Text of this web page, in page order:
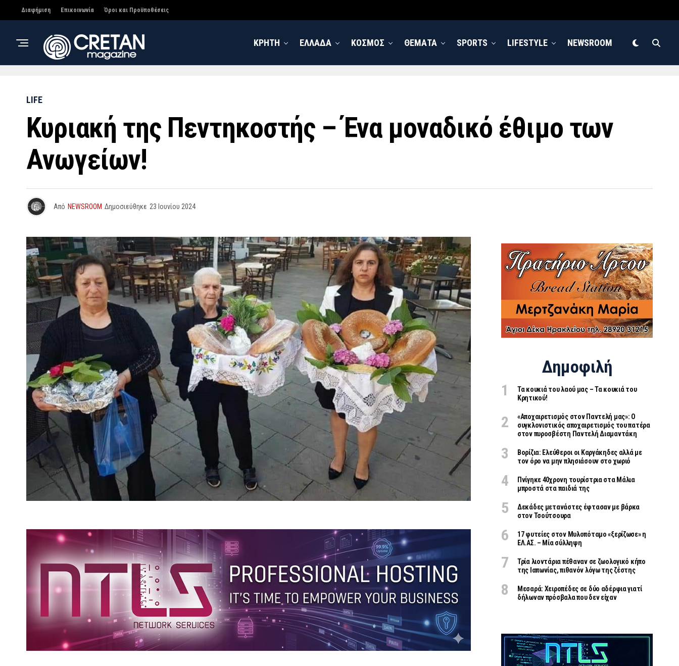
Διαφήμιση Επικοινωνία Όροι και Προϋποθέσεις
ΚΡΗΤΗ ΕΛΛΑΔΑ ΚΟΣΜΟΣ ΘΕΜΑΤΑ SPORTS LIFESTYLE NEWSROOM
LIFE
Κυριακή της Πεντηκοστής – Ένα μοναδικό έθιμο των
Ανωγείων!
Από NEWSROOM Δημοσιεύθηκε 23 Ιουνίου 2024
Δημοφιλή
Τα κουκιά του λαού μας – Τα κουκιά του
Κρητικού!
«Aποχαιρετισμός στον Παντελή μας»: Ο
συγκλονιστικός αποχαιρετισμός του πατέρα
στον πυροσβέστη Παντελή Διαμαντάκη
Βορίζια: Ελεύθεροι οι Καργάκηδες αλλά με
τον όρο να μην πλησιάσουν στο χωριό
Πνίγηκε 40χρονη τουρίστρια στα Μάλια
μπροστά στα παιδιά της
Δεκάδες μετανάστες έφτασαν με βάρκα
στον Τσούτσουρα
17 φυτείες στον Μυλοπόταμο «ξερίζωσε» η
ΕΛ.ΑΣ. – Μία σύλληψη
Τρία λιοντάρια πέθαναν σε ζωολογικό κήπο
της Ιαπωνίας, πιθανόν λόγω της ζέστης
Μεσαρά: Χειροπέδες σε δύο αδέρφια γιατί
δήλωναν πρόσβαλα που δεν είχαν